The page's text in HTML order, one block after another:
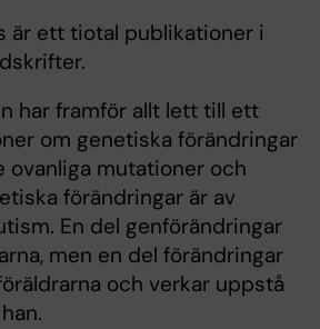
är ett tiotal publikationer i
har framför allt lett till ett
om genetiska förändringar
ovanliga mutationer och
förändringar är av
En del genförändringar
men en del förändringar
och verkar uppstå